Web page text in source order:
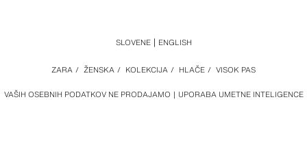
VAŠIH OSEBNIH PODATKOV NE PRODAJAMO UPORABA UMETNE INTELIGENCE
ZARA / ŽENSKA / KOLEKCIJA / HLAČE / VISOK PAS
SLOVENE ENGLISH